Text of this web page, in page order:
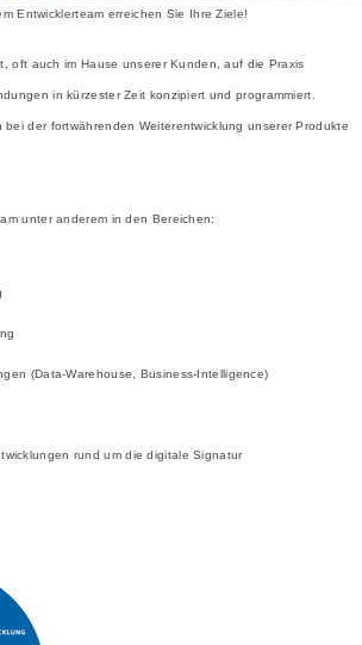
Entwicklerteam erreichen Sie Ihre Ziele!
oft auch im Hause unserer Kunden, auf die Praxis
in kürzester Zeit konzipiert und programmiert.
bei der fortwährenden Weiterentwicklung unserer Produkte
unter anderem in den Bereichen:
(Data-Warehouse, Business-Intelligence)
rund um die digitale Signatur